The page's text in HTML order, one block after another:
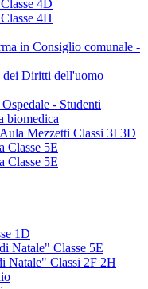
4D
4H
in Consiglio comunale -
dei Diritti dell'uomo
- Studenti
biomedica
Mezzetti Classi 3I 3D
Classe 5E
Classe 5E
1D
Natale" Classe 5E
Natale" Classi 2F 2H